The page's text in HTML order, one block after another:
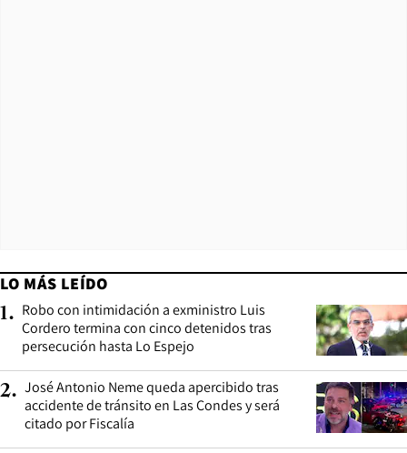
LO MÁS LEÍDO
1. Robo con intimidación a exministro Luis
Cordero termina con cinco detenidos tras
persecución hasta Lo Espejo
2. José Antonio Neme queda apercibido tras
accidente de tránsito en Las Condes y será
citado por Fiscalía